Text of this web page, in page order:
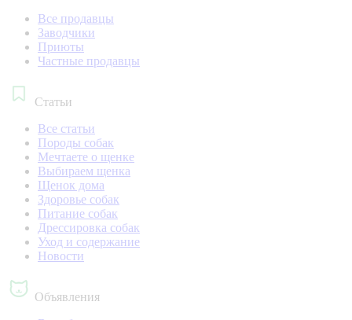
Все продавцы
Заводчики
Приюты
Частные продавцы
Статьи
Все статьи
Породы собак
Мечтаете о щенке
Выбираем щенка
Щенок дома
Здоровье собак
Питание собак
Дрессировка собак
Уход и содержание
Новости
Объявления